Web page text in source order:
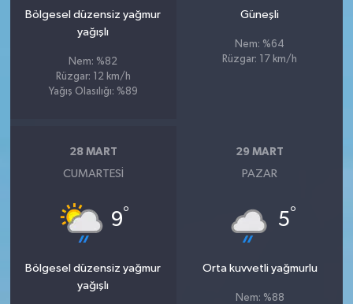
Bölgesel düzensiz yağmur
yağışlı
Nem: %82
Rüzgar: 12 km/h
Yağış Olasılığı: %89
Güneşli
Nem: %64
Rüzgar: 17 km/h
28 MART
CUMARTESI
9°
Bölgesel düzensiz yağmur
yağışlı
29 MART
PAZAR
5°
Orta kuvvetli yağmurlu
Nem: %88